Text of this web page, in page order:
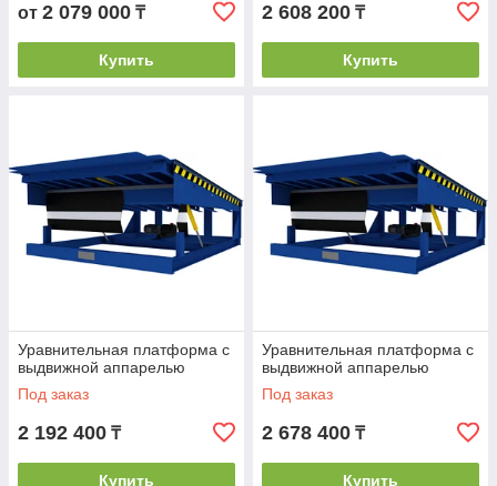
от 2 079 000 ₸
Купить
2 608 200 ₸
Купить
Уравнительная платформа с
выдвижной аппарелью
Под заказ
2 192 400 ₸
Купить
Уравнительная платформа с
выдвижной аппарелью
Под заказ
2 678 400 ₸
Купить